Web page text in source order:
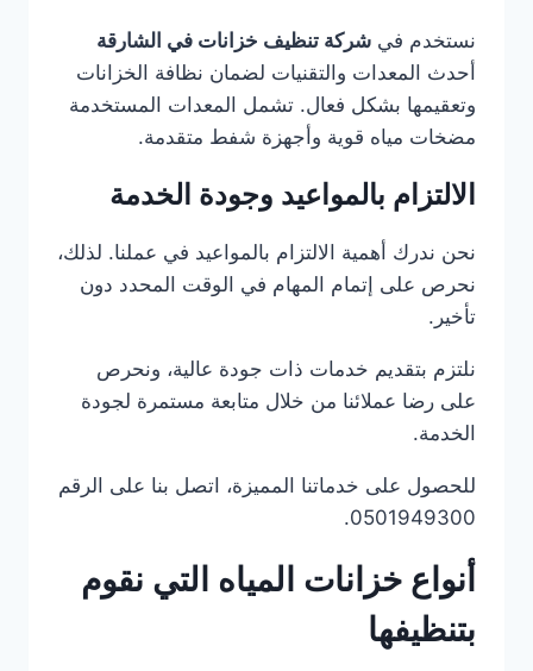
نستخدم في شركة تنظيف خزانات في الشارقة
أحدث المعدات والتقنيات لضمان نظافة الخزانات
وتعقيمها بشكل فعال. تشمل المعدات المستخدمة
مضخات مياه قوية وأجهزة شفط متقدمة.
الالتزام بالمواعيد وجودة الخدمة
نحن ندرك أهمية الالتزام بالمواعيد في عملنا. لذلك،
نحرص على إتمام المهام في الوقت المحدد دون
تأخير.
نلتزم بتقديم خدمات ذات جودة عالية، ونحرص
على رضا عملائنا من خلال متابعة مستمرة لجودة
الخدمة.
للحصول على خدماتنا المميزة، اتصل بنا على الرقم
0501949300.
أنواع خزانات المياه التي نقوم
بتنظيفها